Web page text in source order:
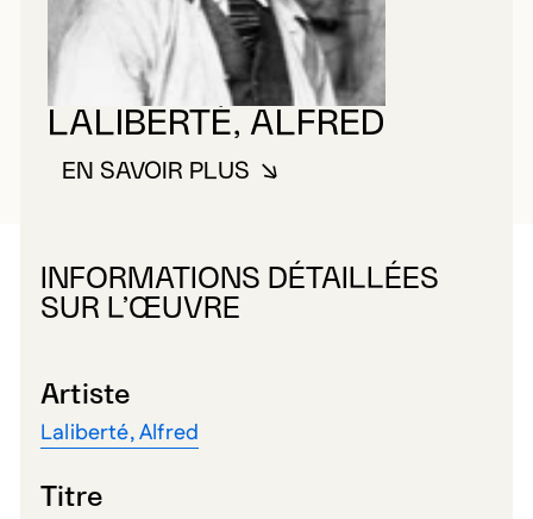
LALIBERTÉ, ALFRED
EN SAVOIR PLUSÀ PROPOS DE LALIBERTÉ,
INFORMATIONS DÉTAILLÉES
SUR L’ŒUVRE
Artiste
Laliberté, Alfred
Titre